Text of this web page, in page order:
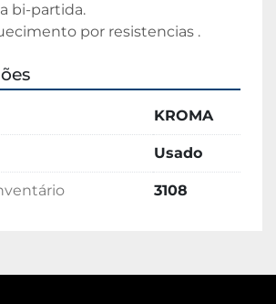
bi-partida.
por resistencias .
KROMA
Usado
3108